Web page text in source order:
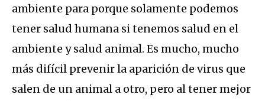
ambiente para porque solamente podemos
tener salud humana si tenemos salud en el
ambiente y salud animal. Es mucho, mucho
más difícil prevenir la aparición de virus que
salen de un animal a otro, pero al tener mejor